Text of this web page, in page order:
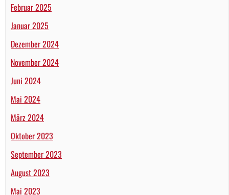
Februar 2025
Januar 2025
Dezember 2024
November 2024
Juni 2024
Mai 2024
März 2024
Oktober 2023
September 2023
August 2023
Mai 2023